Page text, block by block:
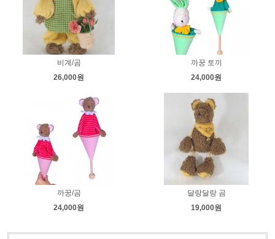
비계/곰
26,000원
까꿍 토끼
24,000원
까꿍/곰
24,000원
달랑달랑 곰
19,000원